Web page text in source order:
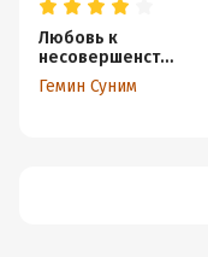
Любовь к
несовершенству
: Принять себя и
других со всеми
Гемин Суним